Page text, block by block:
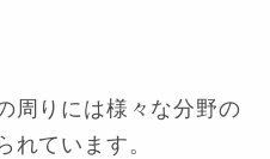
周りには様々な分野の
れています。